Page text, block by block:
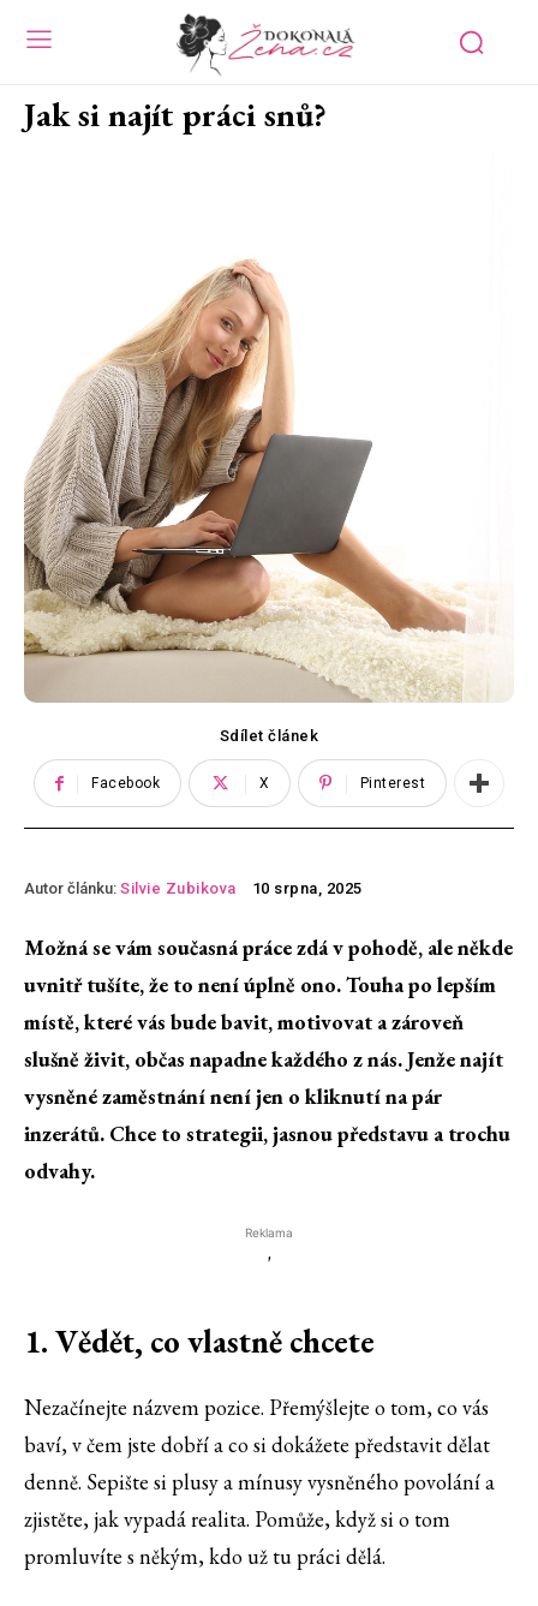
Jak si najít práci snů?
Sdílet článek
Facebook X Pinterest
Autor článku: Silvie Zubikova 10 srpna, 2025
Možná se vám současná práce zdá v pohodě, ale někde
uvnitř tušíte, že to není úplně ono. Touha po lepším
místě, které vás bude bavit, motivovat a zároveň
slušně živit, občas napadne každého z nás. Jenže najít
vysněné zaměstnání není jen o kliknutí na pár
inzerátů. Chce to strategii, jasnou představu a trochu
odvahy.
Reklama
'
1. Vědět, co vlastně chcete
Nezačínejte názvem pozice. Přemýšlejte o tom, co vás
baví, v čem jste dobří a co si dokážete představit dělat
denně. Sepište si plusy a mínusy vysněného povolání a
zjistěte, jak vypadá realita. Pomůže, když si o tom
promluvíte s někým, kdo už tu práci dělá.